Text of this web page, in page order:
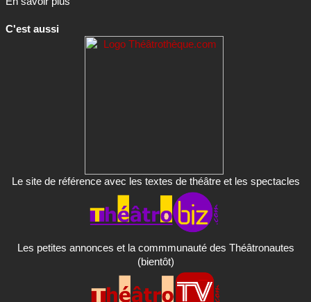
C'est aussi
Le site de référence avec les textes de théâtre et les spectacles
Les petites annonces et la commmunauté des Théâtronautes
(bientôt)